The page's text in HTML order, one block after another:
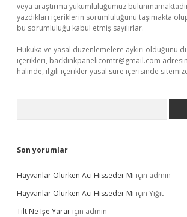
veya araştırma yükümlülüğümüz
yazdıkları içeriklerin sorumluluğunu taşımakta
bu sorumluluğu kabul etmiş sayılırlar.
Hukuka ve yasal düzenlemelere aykırı olduğunu
içerikleri, backlinkpanelicomtr@gmail.com
halinde, ilgili içerikler yasal süre içerisinde
Son yorumlar
Hayvanlar Ölürken Acı Hisseder Mi için admin
Hayvanlar Ölürken Acı Hisseder Mi için Yiğit
Tilt Ne Işe Yarar için admin